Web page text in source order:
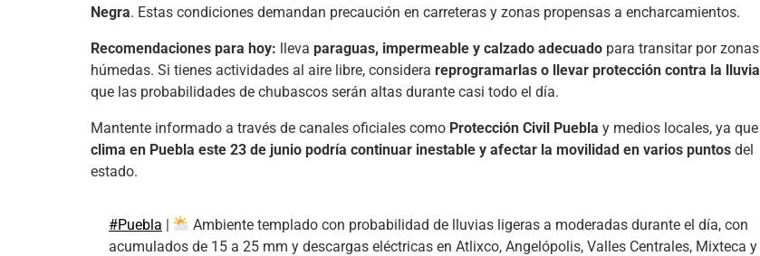
Negra. Estas condiciones demandan precaución en carreteras y zonas propensas a encharcamientos.
Recomendaciones para hoy: lleva paraguas, impermeable y calzado adecuado para transitar por zonas
húmedas. Si tienes actividades al aire libre, considera reprogramarlas o llevar protección contra la lluvia
que las probabilidades de chubascos serán altas durante casi todo el día.
Mantente informado a través de canales oficiales como Protección Civil Puebla y medios locales, ya que
clima en Puebla este 23 de junio podría continuar inestable y afectar la movilidad en varios puntos del
estado.
#Puebla |
Ambiente templado con probabilidad de lluvias ligeras a moderadas durante el día, con
acumulados de 15 a 25 mm y descargas eléctricas en Atlixco, Angelópolis, Valles Centrales, Mixteca y